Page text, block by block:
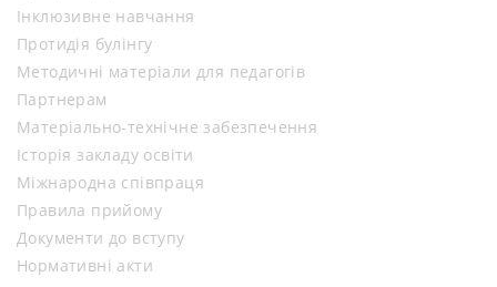
Інклюзивне навчання
Протидія булінгу
Методичні матеріали для педагогів
Партнерам
Матеріально-технічне забезпечення
Історія закладу освіти
Міжнародна співпраця
Правила прийому
Документи до вступу
Нормативні акти